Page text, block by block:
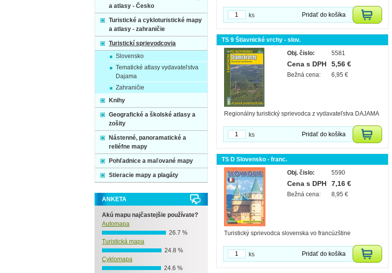
Pridať do košíka
ks
TS 9 Štiavnické vrchy - slov.
Obj. čislo:
5581
Cena s DPH 5,56 €
Bežná cena: 6,95 €
Regionálny turistický sprievodca z vydavateľstva DAJAMA
Pridať do košíka
ks
TS D Slovensko - franc.
Obj. čislo:
5590
Cena s DPH 7,16 €
Bežná cena: 8,95 €
Turistický sprievodca slovenska vo francúzštine
Pridať do košíka
ks
a atlasy - Česko
Turistické a cykloturistické mapy
a atlasy - zahraničie
Turistickí sprievodcovia
Slovensko
Tematické atlasy vydavateľstva
Dajama
Zahraničie
Knihy
Geografické a školské atlasy a
zošity
Nástenné, panoramatické a
reliéfne mapy
Pohľadnice a maľované mapy
Stieracie mapy a plagáty
ANKETA
Akú mapu najčastejšie používate?
Automapa
26.7 %
Turistická mapa
24.8 %
Cyklomapa
24.6 %